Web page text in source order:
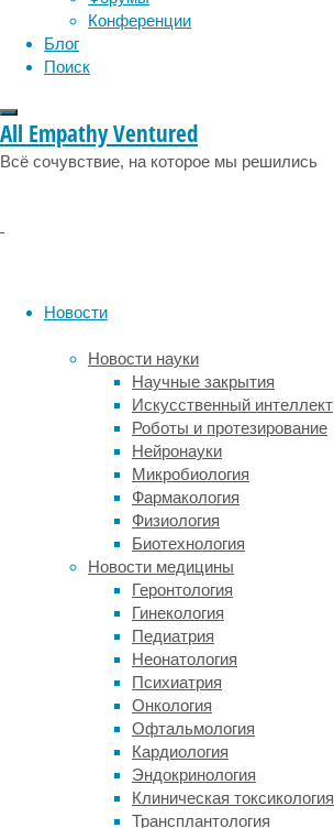
Конференции
Блог
Поиск
All Empathy Ventured
Всё сочувствие, на которое мы решились
Новости
Новости науки
Научные закрытия
Искусственный интеллект
Роботы и протезирование
Нейронауки
Микробиология
Фармакология
Физиология
Биотехнология
Новости медицины
Геронтология
Гинекология
Педиатрия
Неонатология
Психиатрия
Онкология
Офтальмология
Кардиология
Эндокринология
Клиническая токсикология
Трансплантология
смогла
после
того,
из
группы
пользоваться
автоматом,
некоторых
сородичи
тоже
этому
научились.
Результаты
опубликованы
Nature
Human
Behaviour.
Способность
учиться
более